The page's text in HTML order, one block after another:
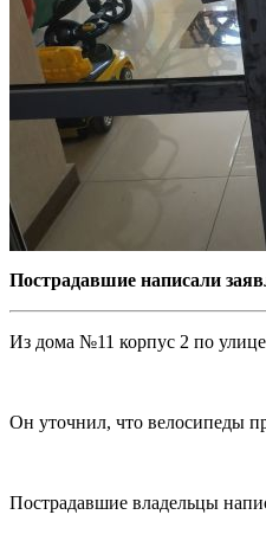
Пострадавшие написали
Из дома №11 корпус 2 по
Он уточнил, что велосипеды
Пострадавшие владельцы